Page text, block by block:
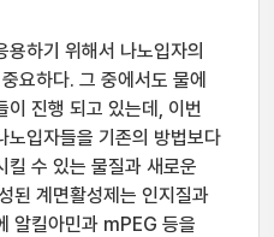
하기 위해서 나노입자의
요하다. 그 중에서도 물에
이 진행 되고 있는데, 이번
노입자들을 기존의 방법보다
킬 수 있는 물질과 새로운
된 계면활성제는 인지질과
알킬아민과 mPEG 등을